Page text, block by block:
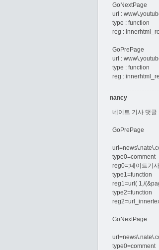
GoNextPage
url :
type : function
reg :
GoPrePage
url :
type : function
reg :
nancy
네이트 기사 댓글
GoPrePage
type0=comment
reg0=;네이트기
type1=function
reg1=url( 1,/
type2=function
GoNextPage
type0=comment